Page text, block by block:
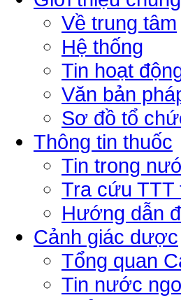
Về trung tâm
Hệ thống
Tin hoạt
Văn bản
Sơ đồ tổ
Thông tin thuốc
Tin trong
Tra cứu TTT
Hướng dẫn
Cảnh giác dược
Tổng quan
Tin nước